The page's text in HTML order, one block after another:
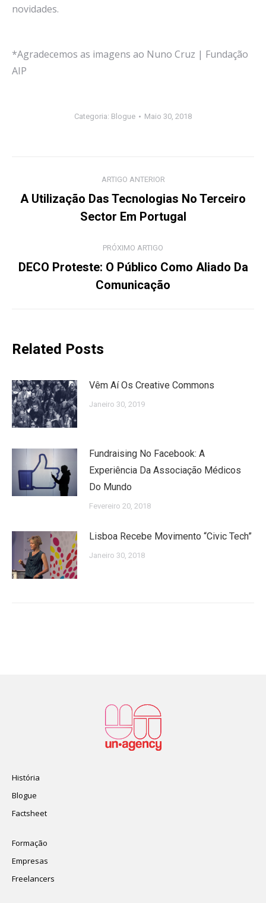
novidades.
*Agradecemos as imagens ao Nuno Cruz | Fundação
AIP
Categoria: Blogue Maio 30, 2018
navigation
ARTIGO ANTERIOR
Previous
post:
A Utilização Das Tecnologias No Terceiro
Sector Em Portugal
PRÓXIMO ARTIGO
Próximo
Artigo:
DECO Proteste: O Público Como Aliado Da
Comunicação
Related Posts
Vêm Aí Os Creative Commons
Janeiro 30, 2019
Fundraising No Facebook: A
Experiência Da Associação Médicos
Do Mundo
Fevereiro 20, 2018
Lisboa Recebe Movimento “Civic Tech”
Janeiro 30, 2018
História
Blogue
Factsheet
Formação
Empresas
Freelancers